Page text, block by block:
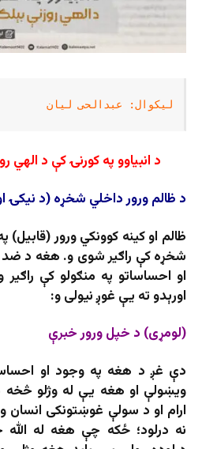
لیکوال: عبدالحی لیان
د انبیاوو په کورنۍ کې د الهي
د ظالم ورور داخلي شخړه (د نیکۍ
ظالم او کینه کوونکي ورور (قابیل)
شخړه کې راګیر شوی و. هغه د ضد او
او احساساتو په منګولو کې راګیر
اورېدو ته يې غوږ نیولی و:
(لومړی) د خپل ورور خبرې
دې غږ د هغه په وجود او
ویښولې او هغه یې له وژلو څخه
ارام او د سولې غوښتونکی
نه درلود؛ ځکه چې هغه له